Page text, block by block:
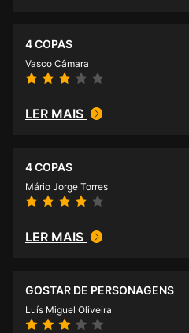
4 COPAS
Vasco Câmara
LER MAIS
4 COPAS
Mário Jorge Torres
LER MAIS
GOSTAR DE PERSONAGENS
Luís Miguel Oliveira